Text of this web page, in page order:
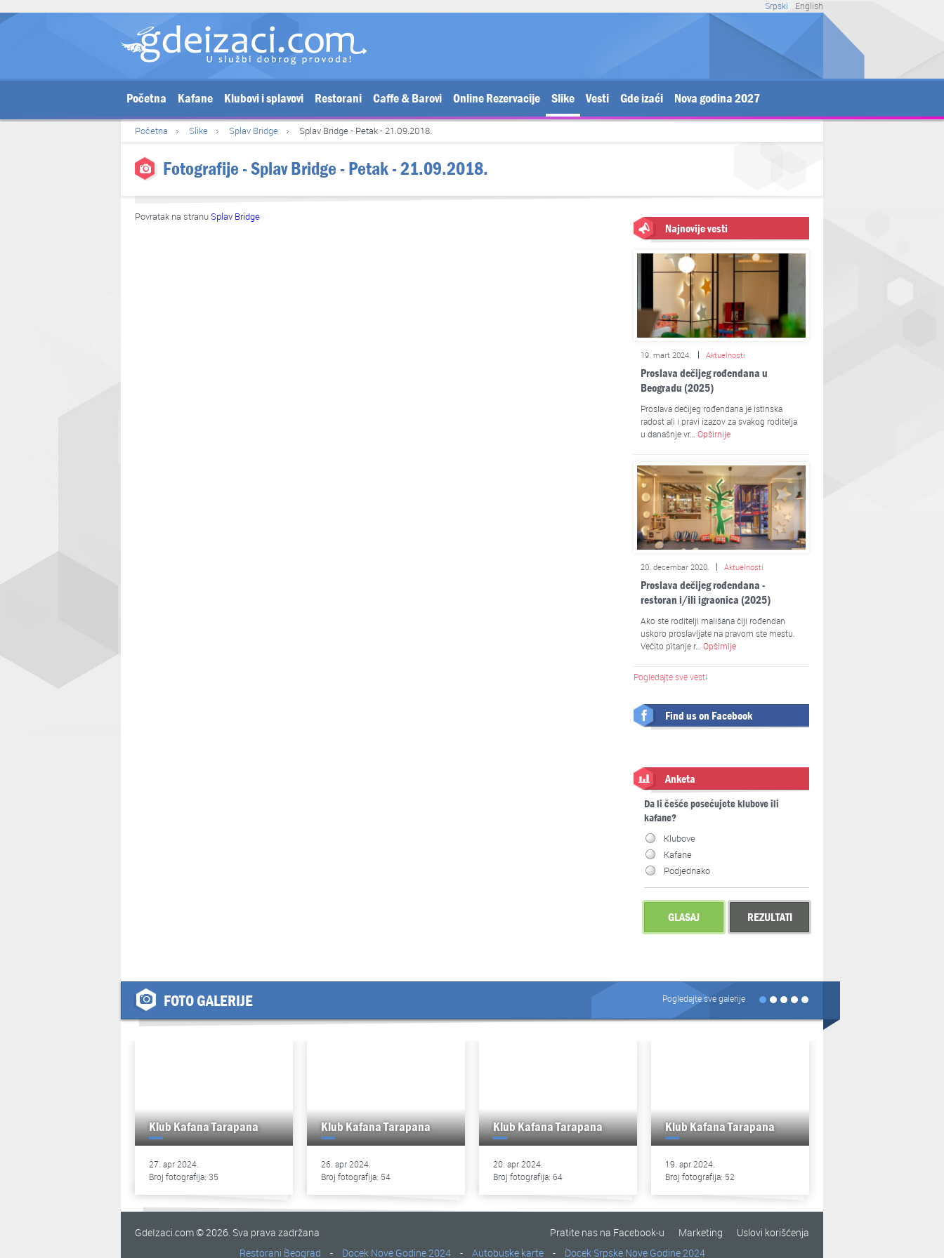
English
Srpski
Početna Kafane Klubovi i splavovi Restorani Caffe & Barovi Online Rezervacije Slike Vesti Gde izaći Nova godina 2027
Početna Slike Splav Bridge Splav Bridge - Petak - 21.09.2018.
Fotografije - Splav Bridge - Petak - 21.09.2018.
Povratak na stranu Splav Bridge
Najnovije vesti
19. mart 2024. Aktuelnosti
Proslava dečijeg rođendana u
Beogradu (2025)
Proslava dečijeg rođendana je istinska
radost ali i pravi izazov za svakog roditelja
u današnje vr… Opširnije
20. decembar 2020. Aktuelnosti
Proslava dečijeg rođendana -
restoran i/ili igraonica (2025)
Ako ste roditelji mališana čiji rođendan
uskoro proslavljate na pravom ste mestu.
Večito pitanje r… Opširnije
Pogledajte sve vesti
Find us on Facebook
Anketa
Da li češće posećujete klubove ili
kafane?
Klubove
Kafane
Podjednako
GLASAJ REZULTATI
FOTO GALERIJE Pogledajte sve galerije
Klub Kafana Tarapana
27. apr 2024.
Broj fotografija: 35
Klub Kafana Tarapana
26. apr 2024.
Broj fotografija: 54
Klub Kafana Tarapana
20. apr 2024.
Broj fotografija: 64
Klub Kafana Tarapana
19. apr 2024.
Broj fotografija: 52
GdeIzaci.com © 2026. Sva prava zadržana Uslovi korišćenja
Marketing
Pratite nas na Facebook-u
Restorani Beograd
- Docek Nove Godine 2024 - Autobuske karte - Docek Srpske Nove Godine 2024